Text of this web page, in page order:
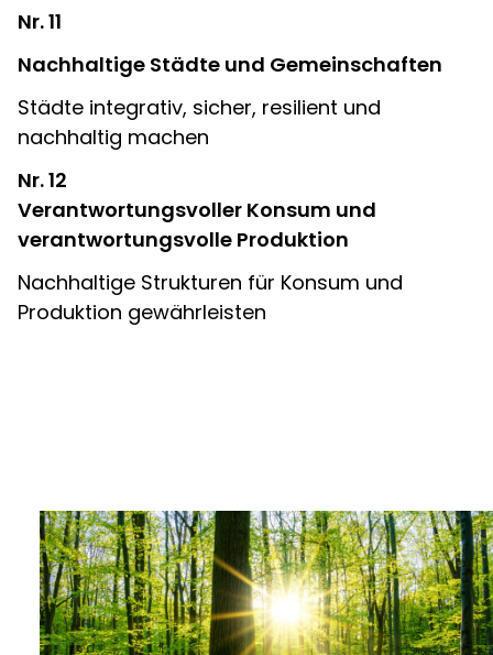
Nr. 11
Nachhaltige Städte und Gemeinschaften
Städte integrativ, sicher, resilient und
nachhaltig machen
Nr. 12
Verantwortungsvoller Konsum und
verantwortungsvolle Produktion
Nachhaltige Strukturen für Konsum und
Produktion gewährleisten